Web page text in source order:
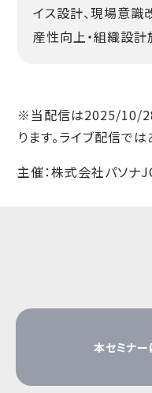
イス設計、現場意識
産性向上・組織設計
※当配信は2025/10/
ります。ライブ配信では
主催：株式会社パソナ
本セミナ